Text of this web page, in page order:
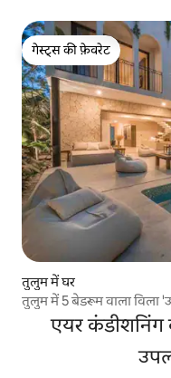
गेस्ट्स की फ़ेवरेट
गेस्ट्स की फ़ेवरेट
तुलुम में घर
तुलुम में 5 बेडरूम वाला विला
एयर कंडीशनिंग